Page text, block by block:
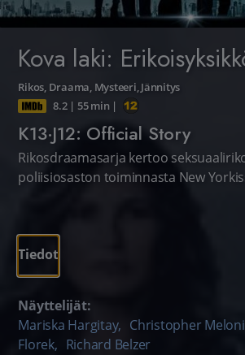
Kova laki:
Rikos, Draama, Mysteeri,Jännitys
8.2| 55 min |
K13·J12: Official Story
Rikosdraamasarja kertoo
poliisiosaston toiminnasta New
Tiedot
Näyttelijät:
Mariska Hargitay, Christopher Meloni
Florek, Richard Belzer